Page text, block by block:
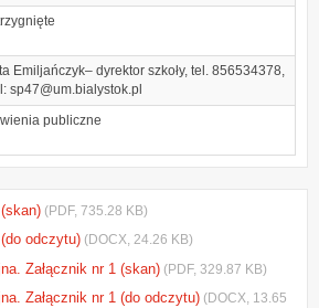
Emiljańczyk– dyrektor szkoły, tel. 856534378,
sp47@um.bialystok.pl
publiczne
(PDF, 735.28 KB)
odczytu) (DOCX, 24.26 KB)
Załącznik nr 1 (skan) (PDF, 329.87 KB)
Załącznik nr 1 (do odczytu) (DOCX, 13.65